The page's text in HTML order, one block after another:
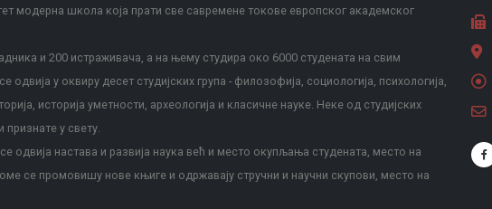
модерна школа која прати све савремене токове европског академског
и 200 истраживача, а на њему студира око 6000 студената на свим
у оквиру десет студијских група - филозофија, социологија, психологија,
историја уметности, археологија и класичне науке. Неке од студијских
признате у свету.
настава и развија наука већ и место окупљања студената, место на
се промовишу нове књиге и одржавају стручни и научни скупови, место на